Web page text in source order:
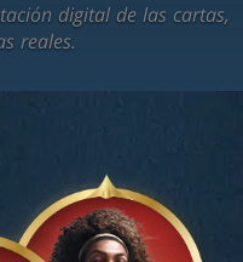
digital de las cartas,
reales.